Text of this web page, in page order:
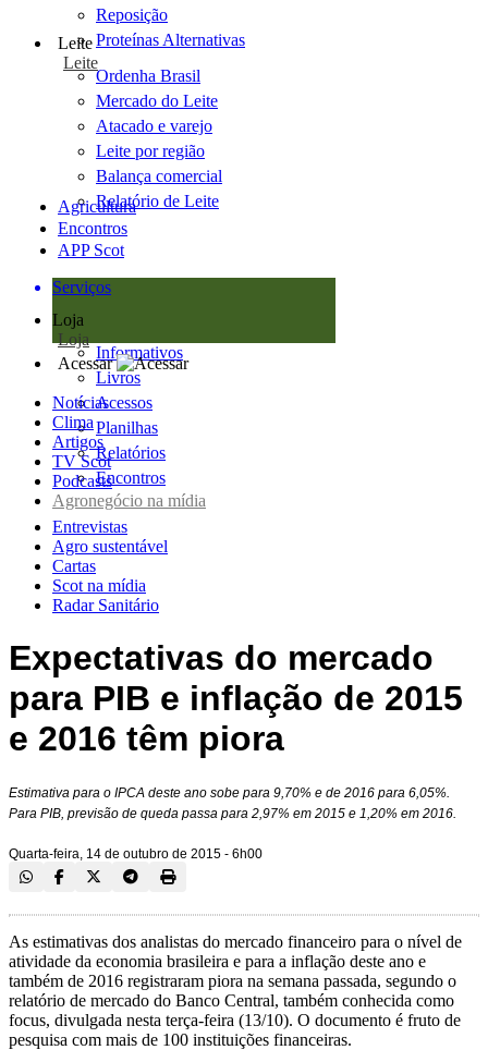
Reposição
Proteínas Alternativas
Leite
Leite
Ordenha Brasil
Mercado do Leite
Atacado e varejo
Leite por região
Balança comercial
Relatório de Leite
Agricultura
Encontros
APP Scot
Serviços
Loja
Loja
Informativos
Livros
Acessos
Planilhas
Relatórios
Encontros
Acessar
Notícias
Clima
Artigos
TV Scot
Podcasts
Agronegócio na mídia
Entrevistas
Agro sustentável
Cartas
Scot na mídia
Radar Sanitário
Expectativas do mercado
para PIB e inflação de 2015
e 2016 têm piora
Estimativa para o IPCA deste ano sobe para 9,70% e de 2016 para 6,05%.
Para PIB, previsão de queda passa para 2,97% em 2015 e 1,20% em 2016.
Quarta-feira, 14 de outubro de 2015 - 6h00
As estimativas dos analistas do mercado financeiro para o nível de
atividade da economia brasileira e para a inflação deste ano e
também de 2016 registraram piora na semana passada, segundo o
relatório de mercado do Banco Central, também conhecida como
focus, divulgada nesta terça-feira (13/10). O documento é fruto de
pesquisa com mais de 100 instituições financeiras.